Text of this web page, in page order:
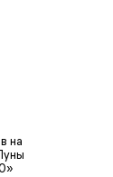
на